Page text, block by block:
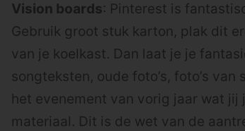
Vision boards: Pinterest is
Gebruik groot stuk karton, plak dit
van je koelkast. Dan laat je je
songteksten, oude foto’s, foto’s
het evenement van vorig jaar wat
materiaal. Dit is de wet van de